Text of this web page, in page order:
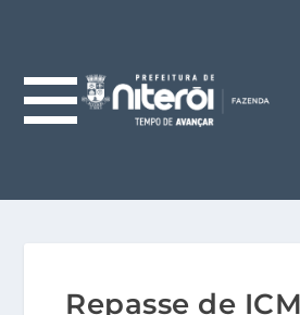
Repasse de